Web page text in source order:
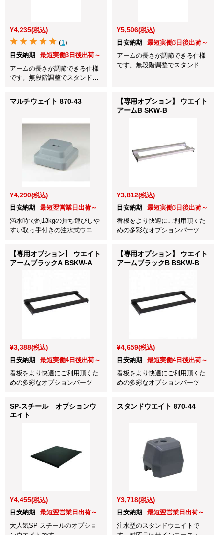
¥4,235(税込)
(1)
目安納期
最短実働3日後出荷～
アームの長さが調節できる仕様
です。無段階調整でスタンドの
¥5,506(税込)
目安納期
最短実働3日後出荷～
アームの長さが調節できる仕様
です。無段階調整でスタンドの
マルチウェイト 870-43
¥4,290(税込)
目安納期
最短翌営業日出荷～
満水時で約13kgの持ち運びしや
すい取っ手付きの注水式ウエイ
【専用オプション】 ウエイト
アームB SKW-B
¥3,812(税込)
目安納期
最短実働3日後出荷～
看板をより快適にご利用頂くた
めの多彩なオプションパーツ
【専用オプション】 ウエイト
アームブラックA BSKW-A
¥3,388(税込)
目安納期
最短実働4日後出荷～
看板をより快適にご利用頂くた
めの多彩なオプションパーツ
【専用オプション】 ウエイト
アームブラックB BSKW-B
¥4,659(税込)
目安納期
最短実働4日後出荷～
看板をより快適にご利用頂くた
めの多彩なオプションパーツ
SP-スチール オプションウ
エイト
¥4,455(税込)
目安納期
最短翌営業日出荷～
大人気SP-スチールのオプショ
スタンドウエイト 870-44
¥3,718(税込)
目安納期
最短翌営業日出荷～
注水型のスタンドウエイトで